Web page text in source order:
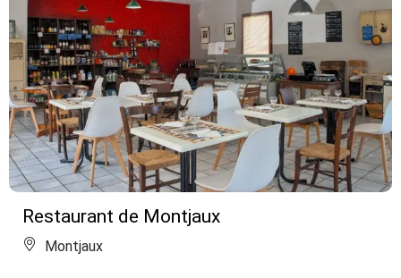
Restaurant de Montjaux
Montjaux